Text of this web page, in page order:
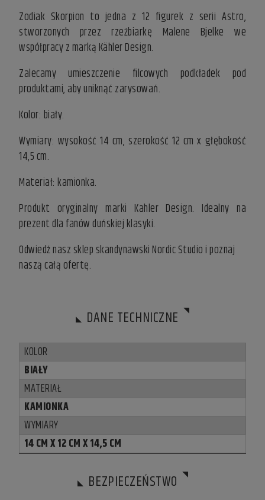
Zodiak Skorpion to jedna z 12 figurek z serii Astro,
stworzonych przez rzeźbiarkę Malene Bjelke we
współpracy z marką Kähler Design.
Zalecamy umieszczenie filcowych podkładek pod
produktami, aby uniknąć zarysowań.
Kolor: biały.
Wymiary: wysokość 14 cm, szerokość 12 cm x głębokość
14,5 cm.
Materiał: kamionka.
Produkt oryginalny marki Kahler Design. Idealny na
prezent dla fanów duńskiej klasyki.
Odwiedź nasz sklep skandynawski Nordic Studio i poznaj
naszą całą ofertę.
DANE TECHNICZNE
KOLOR
BIAŁY
MATERIAŁ
KAMIONKA
WYMIARY
14 CM X 12 CM X 14,5 CM
BEZPIECZEŃSTWO